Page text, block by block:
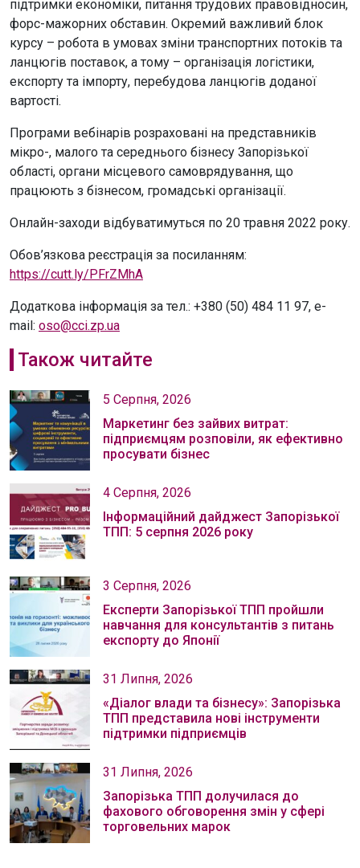
підтримки економіки, питання трудових правовідносин,
форс-мажорних обставин. Окремий важливий блок
курсу – робота в умовах зміни транспортних потоків та
ланцюгів поставок, а тому – організація логістики,
експорту та імпорту, перебудова ланцюгів доданої
вартості.
Програми вебінарів розраховані на представників
мікро-, малого та середнього бізнесу Запорізької
області, органи місцевого самоврядування, що
працюють з бізнесом, громадські організації.
Онлайн-заходи відбуватимуться по 20 травня 2022 року.
Обов’язкова реєстрація за посиланням:
https://cutt.ly/PFrZMhA
Додаткова інформація за тел.: +380 (50) 484 11 97, e-
mail: oso@cci.zp.ua
Також читайте
5 Серпня, 2026
Маркетинг без зайвих витрат:
підприємцям розповіли, як ефективно
просувати бізнес
4 Серпня, 2026
Інформаційний дайджест Запорізької
ТПП: 5 серпня 2026 року
3 Серпня, 2026
Експерти Запорізької ТПП пройшли
навчання для консультантів з питань
експорту до Японії
31 Липня, 2026
«Діалог влади та бізнесу»: Запорізька
ТПП представила нові інструменти
підтримки підприємців
31 Липня, 2026
Запорізька ТПП долучилася до
фахового обговорення змін у сфері
торговельних марок